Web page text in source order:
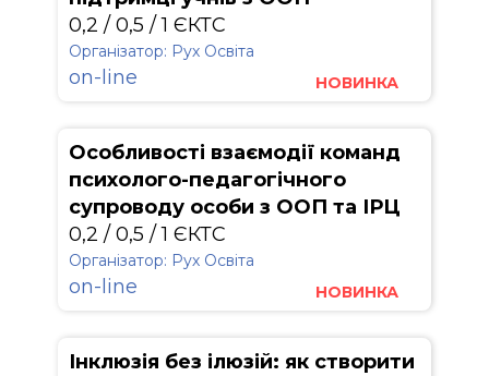
0,2 / 0,5 / 1 ЄКТС
Організатор: Рух Освіта
on-line НОВИНКА
Особливості взаємодії команд
психолого-педагогічного
супроводу особи з ООП та ІРЦ
0,2 / 0,5 / 1 ЄКТС
Організатор: Рух Освіта
on-line НОВИНКА
Інклюзія без ілюзій: як створити